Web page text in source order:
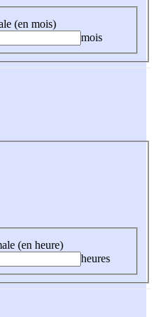
(en mois)
mois
(en heure)
heures